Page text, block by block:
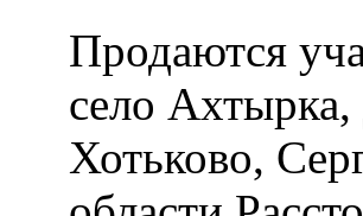
Продаются
село
Хотьково,